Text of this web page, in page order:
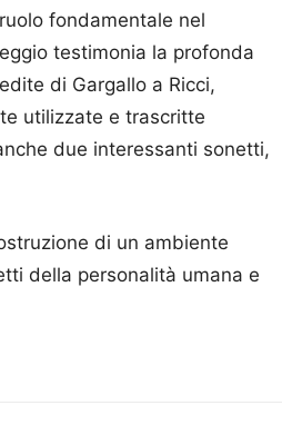
fondamentale nel
testimonia la profonda
di Gargallo a Ricci,
utilizzate e trascritte
due interessanti sonetti,
di un ambiente
della personalità umana e